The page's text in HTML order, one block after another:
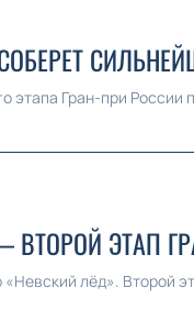
этапа Гран-при
ВТОРОЙ ЭТАП
лёд». Второй